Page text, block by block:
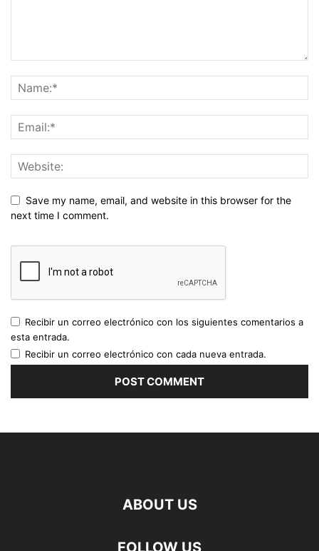
Save my name, email, and website in this browser for the
next time I comment.
Recibir un correo electrónico con los siguientes comentarios a
esta entrada.
Recibir un correo electrónico con cada nueva entrada.
ABOUT US